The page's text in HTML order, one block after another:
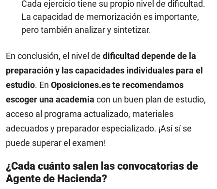
Cada ejercicio tiene su propio nivel de dificultad.
La capacidad de memorización es importante,
pero también analizar y sintetizar.
En conclusión, el nivel de dificultad depende de la
preparación y las capacidades individuales para el
estudio. En Oposiciones.es te recomendamos
escoger una academia con un buen plan de estudio,
acceso al programa actualizado, materiales
adecuados y preparador especializado. ¡Así sí se
puede superar el examen!
¿Cada cuánto salen las convocatorias de
Agente de Hacienda?